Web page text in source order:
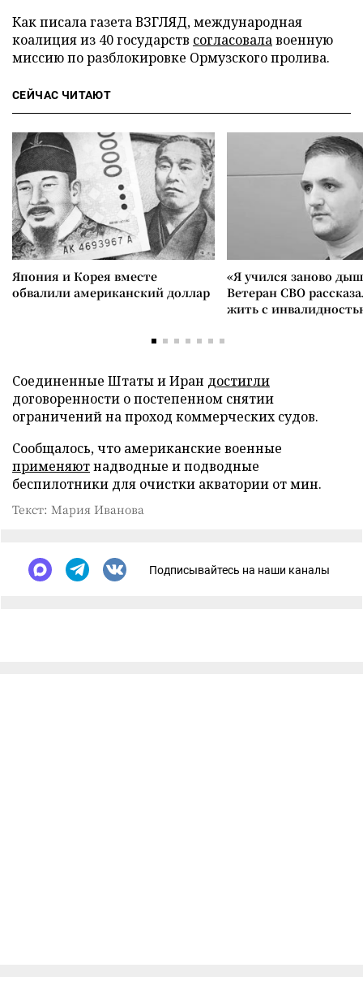
Как писала газета ВЗГЛЯД, международная
коалиция из 40 государств согласовалавоенную
миссию по разблокировке Ормузского пролива.
СЕЙЧАС ЧИТАЮТ
Япония и Корея вместе
обвалили американский доллар
«Я учился заново
Ветеран СВО
жить с
Соединенные Штаты и Иран достигли
договоренности о постепенном снятии
ограничений на проход коммерческих судов.
Сообщалось, что американские военные
применяютнадводные и подводные
беспилотники для очистки акватории от мин.
Текст: Мария Иванова
Подписывайтесь на наши каналы